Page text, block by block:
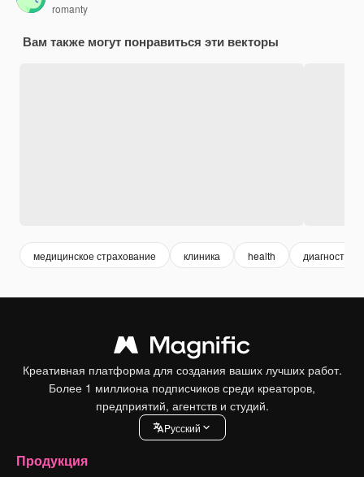
romanty
Вам также могут понравиться эти векторы
медицинское страхование клиника health диагностика
Креативная платформа для создания ваших лучших работ.
Более 1 миллиона подписчиков среди креаторов,
предприятий, агентств и студий.
Pусский
Продукция